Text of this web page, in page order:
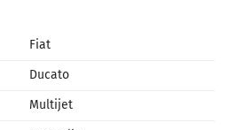
Fiat
Ducato
Multijet